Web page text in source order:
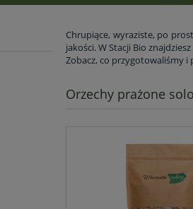
Chrupiące, wyraziste, po
jakości. W Stacji Bio
Zobacz, co przygotowaliśmy i
Orzechy prażone